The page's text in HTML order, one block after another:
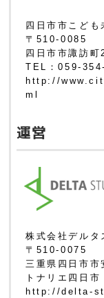
四日市市こども
〒510-0085
四日市市諏訪町
TEL：059-
http://
ml
運営
株式会社デルタ
〒510-0075
三重県四日市
トナリエ四日
http://delta-